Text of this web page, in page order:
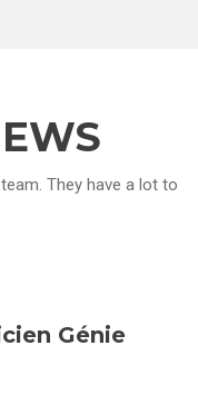
They have a lot to
Génie